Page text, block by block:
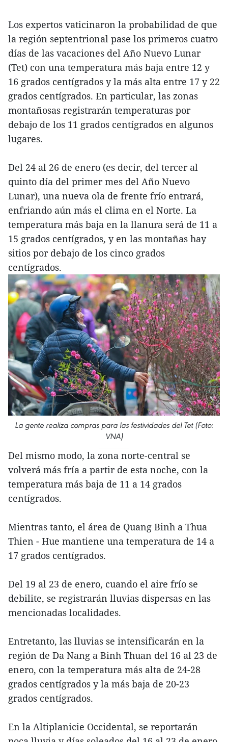
Los expertos vaticinaron la probabilidad de que
la región septentrional pase los primeros cuatro
días de las vacaciones del Año Nuevo Lunar
(Tet) con una temperatura más baja entre 12 y
16 grados centígrados y la más alta entre 17 y 22
grados centígrados. En particular, las zonas
montañosas registrarán temperaturas por
debajo de los 11 grados centígrados en algunos
lugares.
Del 24 al 26 de enero (es decir, del tercer al
quinto día del primer mes del Año Nuevo
Lunar), una nueva ola de frente frío entrará,
enfriando aún más el clima en el Norte. La
temperatura más baja en la llanura será de 11 a
15 grados centígrados, y en las montañas hay
sitios por debajo de los cinco grados
centígrados.
La gente realiza compras para las festividades del Tet (Foto:
VNA)
Del mismo modo, la zona norte-central se
volverá más fría a partir de esta noche, con la
temperatura más baja de 11 a 14 grados
centígrados.
Mientras tanto, el área de Quang Binh a Thua
Thien - Hue mantiene una temperatura de 14 a
17 grados centígrados.
Del 19 al 23 de enero, cuando el aire frío se
debilite, se registrarán lluvias dispersas en las
mencionadas localidades.
Entretanto, las lluvias se intensificarán en la
región de Da Nang a Binh Thuan del 16 al 23 de
enero, con la temperatura más alta de 24-28
grados centígrados y la más baja de 20-23
grados centígrados.
En la Altiplanicie Occidental, se reportarán